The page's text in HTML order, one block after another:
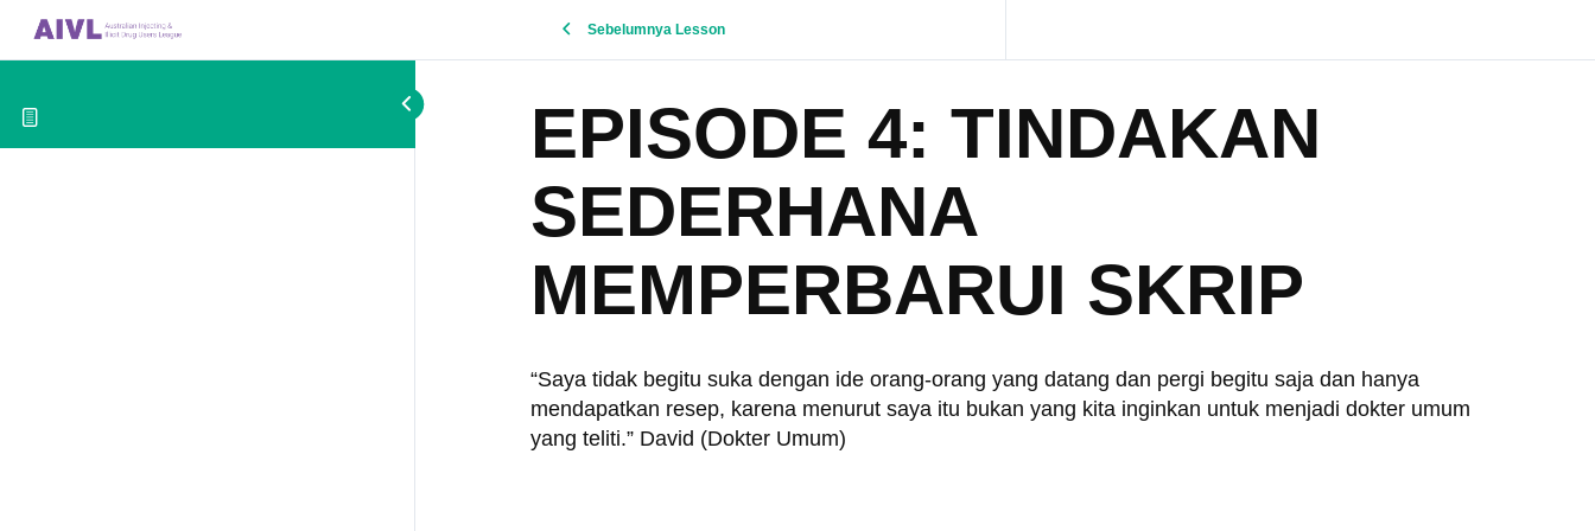
Sebelumnya Lesson
EPISODE 4: TINDAKAN
SEDERHANA
MEMPERBARUI SKRIP
“Saya tidak begitu suka dengan ide orang-orang yang datang dan pergi begitu saja dan hanya
mendapatkan resep, karena menurut saya itu bukan yang kita inginkan untuk menjadi dokter umum
yang teliti.” David (Dokter Umum)